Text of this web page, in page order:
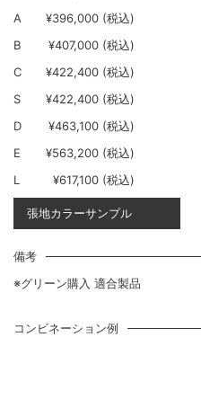
A
¥396,000 (税込)
B
¥407,000 (税込)
C
¥422,400 (税込)
S
¥422,400 (税込)
D
¥463,100 (税込)
E
¥563,200 (税込)
L
¥617,100 (税込)
張地カラーサンプル
備考
※グリーン購入 適合製品
コンビネーション例